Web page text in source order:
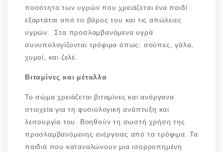
ποσότητα των υγρών που χρειάζεται ένα παιδί
εξαρτάται από το βάρος του και τις απώλειες
υγρών. Στα προσλαμβανόμενα υγρά
συνυπολογίζονται τρόφιμα όπως: σούπες, γάλα,
χυμοί, και ζελέ.
Βιταμίνες και μέταλλα
Το σώμα χρειάζεται βιταμίνες και ανόργανα
στοιχεία για τη φυσιολογική ανάπτυξη και
λειτουργία του. Βοηθούν τη σωστή χρήση της
προσλαμβανόμενης ενέργειας από τα τρόφιμα. Τα
παιδιά που καταναλώνουν μια ισορροπημένη